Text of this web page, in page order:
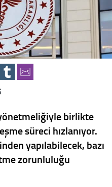
yönetmeliğiyle birlikte
süreci hızlanıyor.
yapılabilecek, bazı
zorunluluğu